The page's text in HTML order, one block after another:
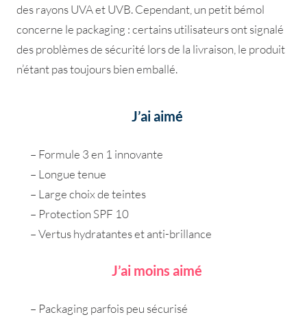
des rayons UVA et UVB. Cependant, un petit bémol
concerne le packaging : certains utilisateurs ont signalé
des problèmes de sécurité lors de la livraison, le produit
n’étant pas toujours bien emballé.
J’ai aimé
– Formule 3 en 1 innovante
– Longue tenue
– Large choix de teintes
– Protection SPF 10
– Vertus hydratantes et anti-brillance
J’ai moins aimé
– Packaging parfois peu sécurisé